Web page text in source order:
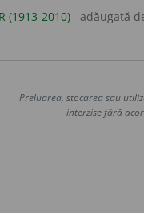
(1913-2010) adăugată
Preluarea, stocarea sau
interzise fără